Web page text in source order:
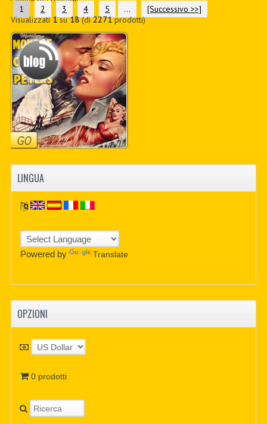
1
2 3 4 5 ...
[Successivo >>]
Visualizzati1su18(di2271prodotti)
LINGUA
Powered by Translate
OPZIONI
0 prodotti